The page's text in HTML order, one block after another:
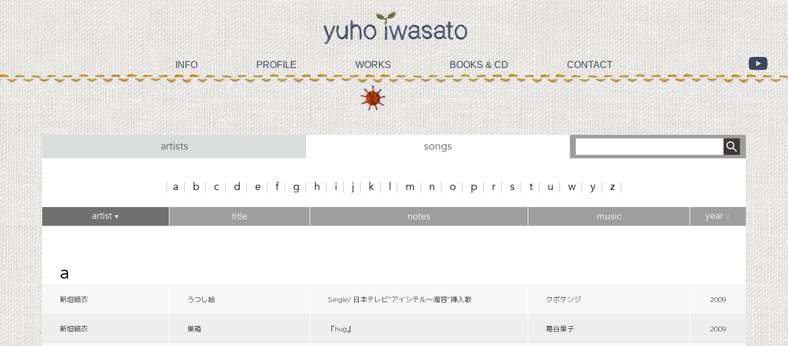
INFO PROFILE WORKS BOOKS & CD CONTACT
artists songs
a b c d e f g h i j k l m n o p r s t u w y z
artist▼ title notes music year▽
a
新垣結衣 うつし絵 Single/ 日本テレビ“アイシテル〜海容”挿入歌 クボケンジ 2009
新垣結衣 巣箱 『hug』 葛谷葉子 2009